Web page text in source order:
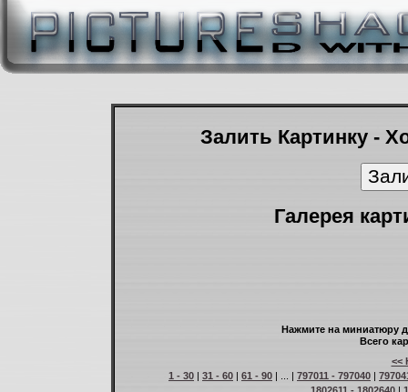
Залить Картинку -
Галерея
Нажмите на миниатюру
Всего
<<
1 - 30 | 31 - 60 | 61 - 90 | ... | 797011 - 797040 |